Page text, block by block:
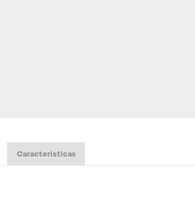
Características